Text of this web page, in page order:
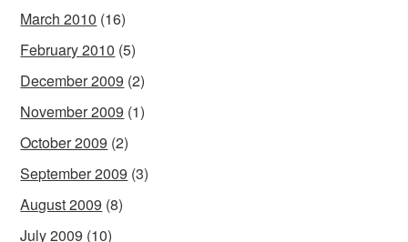
March 2010 (16)
February 2010 (5)
December 2009 (2)
November 2009 (1)
October 2009 (2)
September 2009 (3)
August 2009 (8)
July 2009 (10)